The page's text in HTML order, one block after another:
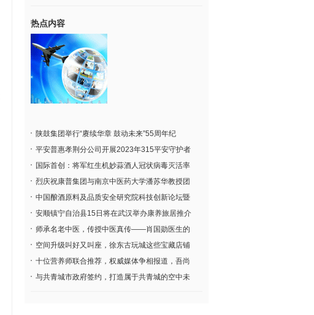
热点内容
陕鼓集团举行“赓续华章 鼓动未来”55周年纪
平安普惠孝荆分公司开展2023年315平安守护者
国际首创：将军红生机妙蒜酒人冠状病毒灭活率
烈庆祝康普集团与南京中医药大学潘苏华教授团
中国酿酒原料及品质安全研究院科技创新论坛暨
安顺镇宁自治县15日将在武汉举办康养旅居推介
师承名老中医，传授中医真传——肖国勋医生的
空间升级叫好又叫座，徐东古玩城这些宝藏店铺
十位营养师联合推荐，权威媒体争相报道，吾尚
与共青城市政府签约，打造属于共青城的空中未